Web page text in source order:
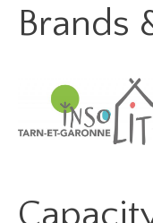
Brands